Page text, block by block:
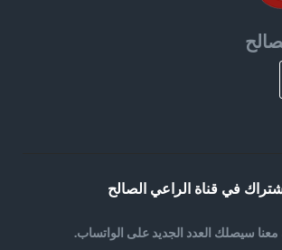
في قناة الراعي الصالح
سيصلك العدد الجديد على الواتساب.